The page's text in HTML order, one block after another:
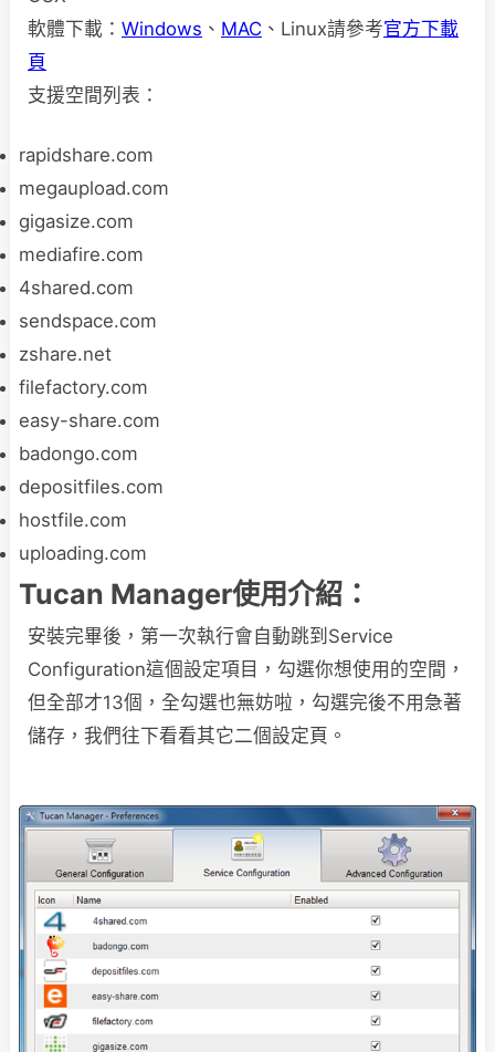
軟體下載： Windows 、 MAC 、Linux請參考官方下載
頁
支援空間列表：
rapidshare.com
megaupload.com
gigasize.com
mediafire.com
4shared.com
sendspace.com
zshare.net
filefactory.com
easy-share.com
badongo.com
depositfiles.com
hostfile.com
uploading.com
Tucan Manager使用介紹：
安裝完畢後，第一次執行會自動跳到Service
Configuration這個設定項目，勾選你想使用的空間，
但全部才13個，全勾選也無妨啦，勾選完後不用急著
儲存，我們往下看看其它二個設定頁。